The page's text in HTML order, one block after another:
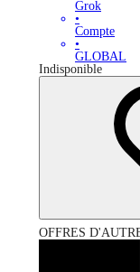
Grok
•
Compte
•
GLOBAL
Indisponible
OFFRES